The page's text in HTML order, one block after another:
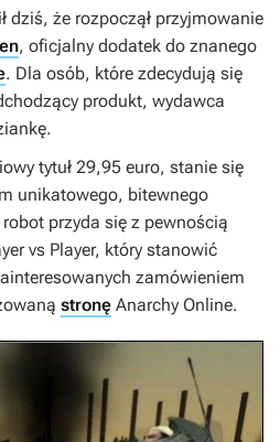
dziś, że rozpoczął przyjmowanie
, oficjalny dodatek do znanego
. Dla osób, które zdecydują się
produkt, wydawca
tytuł 29,95 euro, stanie się
unikatowego, bitewnego
przyda się z pewnością
vs Player, który stanowić
zamówieniem
stronę Anarchy Online.